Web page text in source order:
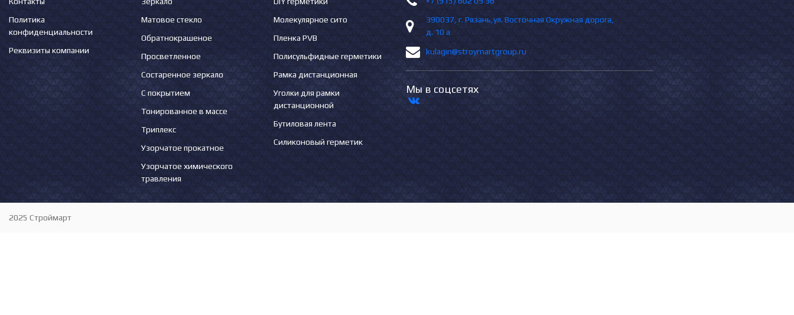
Политика
конфиденциальности
Реквизиты компании
Матовое стекло
Обратнокрашеное
Просветленное
Состаренное зеркало
С покрытием
Тонированное в массе
Триплекс
Узорчатое прокатное
Узорчатое химического
травления
Молекулярное сито
Пленка PVB
Полисульфидные герметики
Рамка дистанционная
Уголки для рамки
дистанционной
Бутиловая лента
Силиконовый герметик
390037, г. Рязань,ул. Восточная Окружная дорога,
д. 10 а
kulagin@stroymartgroup.ru
Мы в соцсетях
2025 Строймарт